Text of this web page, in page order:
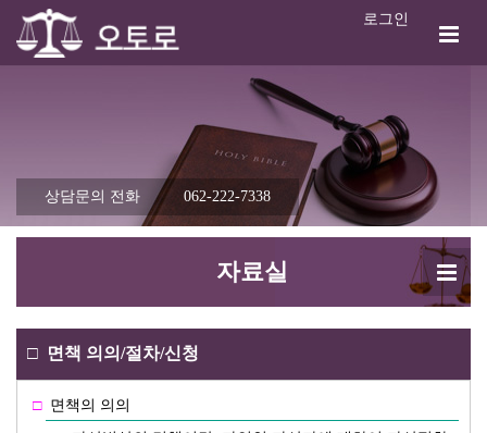
로그인
상담문의 전화 062-222-7338
자료실
□ 면책 의의/절차/신청
□ 면책의 의의